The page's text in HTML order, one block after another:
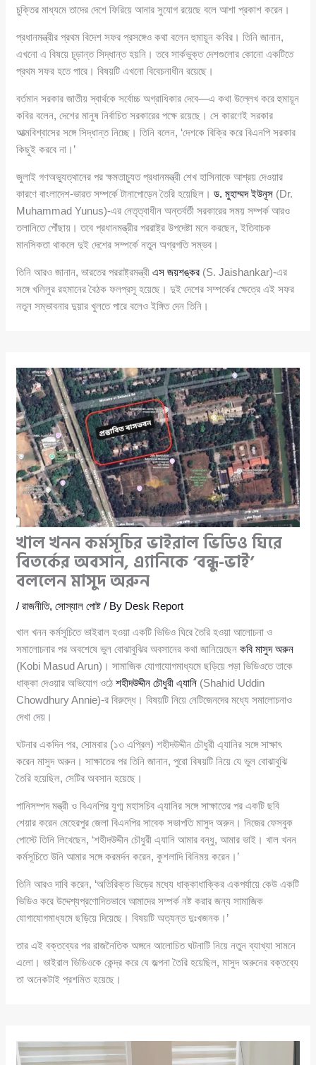
চুক্তির মাধ্যমে তাদের দেশে ফিরিয়ে আনার সুযোগ রয়েছে বলে আশা প্রকাশ করেন।
প্রধানমন্ত্রীর প্রথম বিদেশ সফর প্রসঙ্গেও কথা বলেন হুমায়ূন কবির। তিনি জানান,
এখনো এ বিষয়ে চূড়ান্ত সিদ্ধান্ত হয়নি। তবে সার্কভুক্ত দেশগুলোর কোনো একটিতে
প্রথম সফর হতে পারে। বিষয়টি এখনো বিবেচনাধীন রয়েছে।
বর্তমান সরকার জাতীয় স্বার্থকে সর্বোচ্চ অগ্রাধিকার দেবে—এ কথা উল্লেখ করে হুমায়ূন
কবির বলেন, দেশের মানুষ নির্বাচিত সরকারের পক্ষে রয়েছে। সে কারণেই সরকার
আত্মবিশ্বাসের সঙ্গে সিদ্ধান্ত নিচ্ছে। তিনি বলেন, ‘দেশকে বিক্রি করে বিএনপি সরকার
কিছুই করবে না।’
জুলাই গণঅভ্যুত্থানের পর ক্ষমতাচ্যুত প্রধানমন্ত্রী শেখ হাসিনাকে আশ্রয় দেওয়ার
কারণে বাংলাদেশ-ভারত সম্পর্কে টানাপোড়েন তৈরি হয়েছিল।ড. মুহাম্মদ ইউনূস (Dr.
Muhammad Yunus)-এর নেতৃত্বাধীন অন্তর্বর্তী সরকারের সময় সম্পর্ক আরও
তলানিতে পৌঁছায়। তবে প্রধানমন্ত্রীর পররাষ্ট্র উপদেষ্টা মনে করছেন, ইতিবাচক
মানসিকতা থাকলে দুই দেশের সম্পর্কে নতুন অগ্রগতি সম্ভব।
তিনি আরও জানান, ভারতের পররাষ্ট্রমন্ত্রীএস জয়শঙ্কর (S. Jaishankar)-এর
সঙ্গে খলিলুর রহমানের বৈঠক ফলপ্রসূ হয়েছে। দুই দেশের সম্পর্কের ক্ষেত্রে এই সফর
নতুন সম্ভাবনার দুয়ার খুলতে পারে বলেও ইঙ্গিত দেন তিনি।
খাল খনন কর্মসূচির ভাইরাল ভিডিও ঘিরে
বিতর্কের অবসান, এ্যানিকে ‘বন্ধু-ভাই’
বললেন মাসুদ অরুন
/রাজনীতি,সোস্যাল পোষ্ট / By Desk Report
খাল খনন কর্মসূচিতে ভাইরাল হওয়া একটি ভিডিও ঘিরে তৈরি হওয়া আলোচনা ও
সমালোচনার পর অবশেষে ভুল বোঝাবুঝির অবসানের কথা জানিয়েছেনকবি মাসুদ অরুন
(Kobi Masud Arun)। সামাজিক যোগাযোগমাধ্যমে ছড়িয়ে পড়া ভিডিওতে তাকে
ধাক্কা দেওয়ার অভিযোগ ওঠেশহীদউদ্দীন চৌধুরী এ্যানি (Shahid Uddin
Chowdhury Annie)-র বিরুদ্ধে। বিষয়টি নিয়ে নেটিজেনদের মধ্যে সমালোচনাও
দেখা দেয়।
ঘটনার একদিন পর, সোমবার (১৩ এপ্রিল) শহীদউদ্দীন চৌধুরী এ্যানির সঙ্গে সাক্ষাৎ
করেন মাসুদ অরুন। সাক্ষাতের পর তিনি জানান, পুরো বিষয়টি নিয়ে যে ভুল বোঝাবুঝি
তৈরি হয়েছিল, সেটির অবসান হয়েছে।
পানিসম্পদ মন্ত্রী ও বিএনপির যুগ্ম মহাসচিব এ্যানির সঙ্গে সাক্ষাতের পর একটি ছবি
শেয়ার করেন মেহেরপুর জেলা বিএনপির সাবেক সভাপতি মাসুদ অরুন। নিজের ফেসবুক
পোস্টে তিনি লিখেছেন, ‘শহীদউদ্দীন চৌধুরী এ্যানি আমার বন্ধু, আমার ভাই। খাল খনন
কর্মসূচিতে উনি আমার সঙ্গে করমর্দন করেন, কুশলাদি বিনিময় করেন।’
তিনি আরও দাবি করেন, ‘অতিরিক্ত ভিড়ের মধ্যে ধাক্কাধাক্কির একপর্যায়ে কেউ একটি
ভিডিও করে উদ্দেশ্যপ্রণোদিতভাবে আমাদের সম্পর্ক নষ্ট করার জন্য সামাজিক
যোগাযোগমাধ্যমে ছড়িয়ে দিয়েছে। বিষয়টি অত্যন্ত দুঃখজনক।’
তার এই বক্তব্যের পর রাজনৈতিক অঙ্গনে আলোচিত ঘটনাটি নিয়ে নতুন ব্যাখ্যা সামনে
এলো। ভাইরাল ভিডিওকে কেন্দ্র করে যে জল্পনা তৈরি হয়েছিল, মাসুদ অরুনের বক্তব্যে
তা অনেকটাই প্রশমিত হয়েছে।